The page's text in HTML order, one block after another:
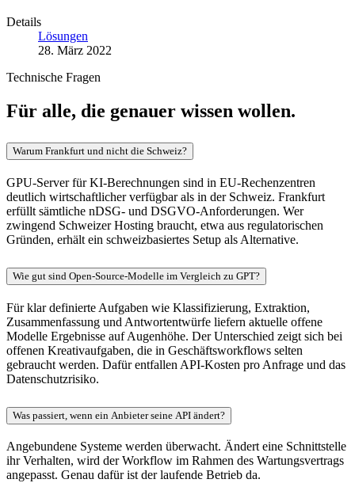
Details
Lösungen
28. März 2022
Technische Fragen
Für alle, die genauer wissen wollen.
Warum Frankfurt und nicht die Schweiz?
GPU-Server für KI-Berechnungen sind in EU-Rechenzentren
deutlich wirtschaftlicher verfügbar als in der Schweiz. Frankfurt
erfüllt sämtliche nDSG- und DSGVO-Anforderungen. Wer
zwingend Schweizer Hosting braucht, etwa aus regulatorischen
Gründen, erhält ein schweizbasiertes Setup als Alternative.
Wie gut sind Open-Source-Modelle im Vergleich zu GPT?
Für klar definierte Aufgaben wie Klassifizierung, Extraktion,
Zusammenfassung und Antwortentwürfe liefern aktuelle offene
Modelle Ergebnisse auf Augenhöhe. Der Unterschied zeigt sich bei
offenen Kreativaufgaben, die in Geschäftsworkflows selten
gebraucht werden. Dafür entfallen API-Kosten pro Anfrage und das
Datenschutzrisiko.
Was passiert, wenn ein Anbieter seine API ändert?
Angebundene Systeme werden überwacht. Ändert eine Schnittstelle
ihr Verhalten, wird der Workflow im Rahmen des Wartungsvertrags
angepasst. Genau dafür ist der laufende Betrieb da.